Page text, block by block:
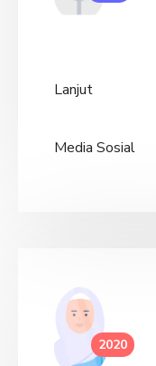
Lanjut
Media Sosial
2020